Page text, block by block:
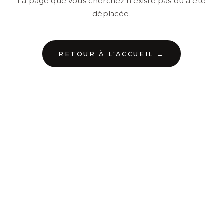
déplacée.
RETOUR À L'ACCUEIL →